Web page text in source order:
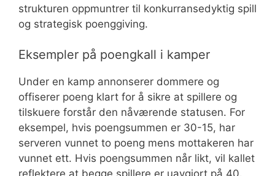
strukturen oppmuntrer til konkurransedyktig spill
og strategisk poenggiving.
Eksempler på poengkall i kamper
Under en kamp annonserer dommere og
offiserer poeng klart for å sikre at spillere og
tilskuere forstår den nåværende statusen. For
eksempel, hvis poengsummen er 30-15, har
serveren vunnet to poeng mens mottakeren har
vunnet ett. Hvis poengsummen når likt, vil kallet